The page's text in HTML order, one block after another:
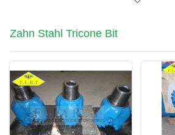
Zahn Stahl Tricone Bit